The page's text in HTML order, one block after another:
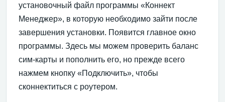
установочный файл программы «Коннект
Менеджер», в которую необходимо зайти после
завершения установки. Появится главное окно
программы. Здесь мы можем проверить баланс
сим-карты и пополнить его, но прежде всего
нажмем кнопку «Подключить», чтобы
сконнектиться с роутером.